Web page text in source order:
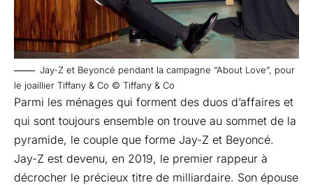
Jay-Z et Beyoncé pendant la campagne “About Love”, pour
le joaillier Tiffany & Co © Tiffany & Co
Parmi les ménages qui forment des duos d’affaires et
qui sont toujours ensemble on trouve au sommet de la
pyramide, le couple que forme Jay-Z et Beyoncé.
Jay-Z est devenu, en 2019, le premier rappeur à
décrocher le précieux titre de milliardaire. Son épouse